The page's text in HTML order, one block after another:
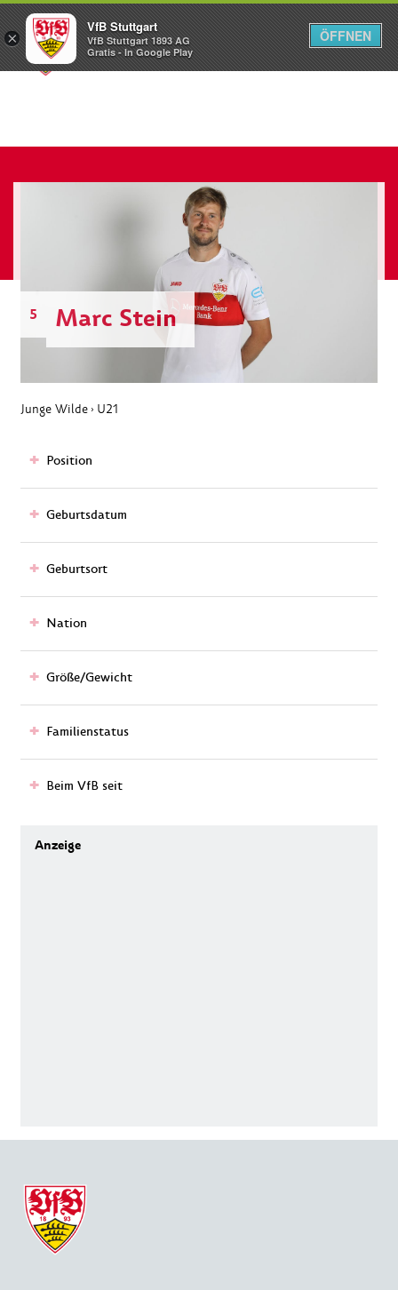
Menü
5 Marc Stein
Junge Wilde › U21
Position
Geburtsdatum
Geburtsort
Nation
Größe/Gewicht
Familienstatus
Beim VfB seit
×
VfB Stuttgart
VfB Stuttgart 1893 AG
Gratis - In Google Play
ÖFFNEN